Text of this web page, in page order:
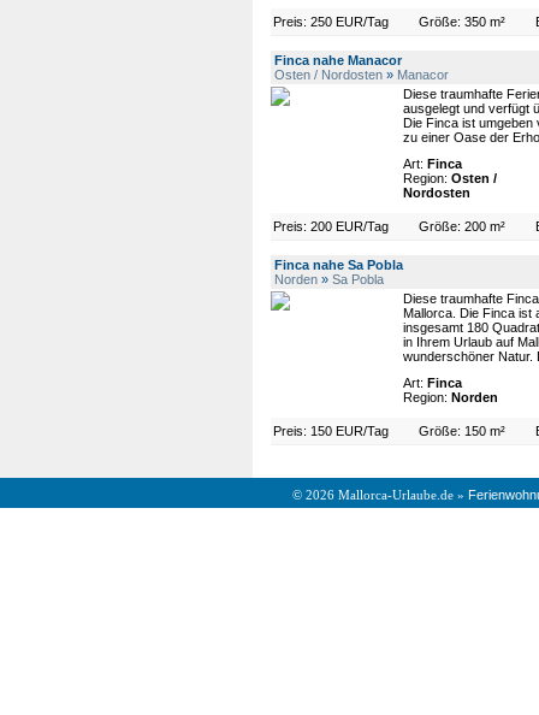
Preis: 250 EUR/Tag Größe: 350 m²
Finca nahe Manacor
Osten / Nordosten » Manacor
Diese traumhafte
ausgelegt und verfügt
Die Finca ist umgeben
zu einer Oase der
Art: Finca
Region: Osten /
Nordosten
Preis: 200 EUR/Tag Größe: 200 m²
Finca nahe Sa Pobla
Norden » Sa Pobla
Diese traumhafte
Mallorca. Die Finca ist
insgesamt 180
in Ihrem Urlaub auf
wunderschöner Natur.
Art: Finca
Region: Norden
Preis: 150 EUR/Tag Größe: 150 m²
© 2026 Mallorca-Urlaube.de »